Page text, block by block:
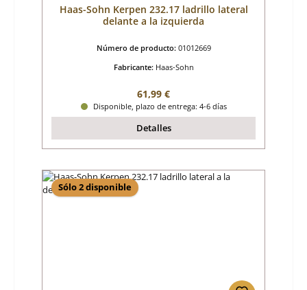
Haas-Sohn Kerpen 232.17 ladrillo lateral
delante a la izquierda
Número de producto: 01012669
Fabricante: Haas-Sohn
Precio normal:
61,99 €
Disponible, plazo de entrega: 4-6 días
Detalles
Sólo 2 disponible